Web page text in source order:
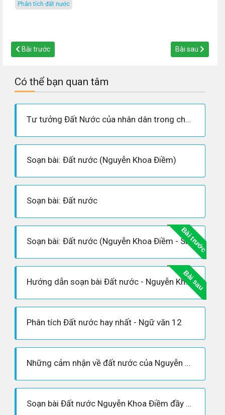
phân tích đất nước
Bài trước Bài sau
Có thể bạn quan tâm
Tư tưởng Đất Nước của nhân dân trong chương Đất Nước
Soạn bài: Đất nước (Nguyễn Khoa Điềm)
Soạn bài: Đất nước
Bài trước
Soạn bài: Đất nước (Nguyễn Khoa Điềm - Siêu ngắn)
Bài sau
Hướng dẫn soạn bài Đất nước - Nguyễn Khoa Điềm
Phân tích Đất nước hay nhất - Ngữ văn 12
Những cảm nhận về đất nước của Nguyễn Khoa Điềm trong phần một đoạn trích “Đất nước”
Soạn bài Đất nước Nguyễn Khoa Điềm đầy đủ - Ngữ văn 12